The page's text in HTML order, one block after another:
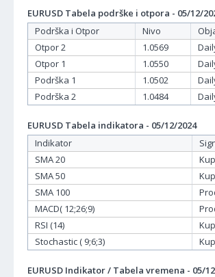
EURUSD Tabela podrške i otpora - 05/12/
Podrška i Otpor
Nivo
Otpor 2
1.0569
Otpor 1
1.0550
Podrška 1
1.0502
Podrška 2
1.0484
EURUSD Tabela indikatora - 05/12/2024
Indikator
SMA 20
SMA 50
SMA 100
MACD( 12;26;9)
RSI (14)
Stochastic ( 9;6;3)
EURUSD Indikator / Tabela vremena - 05/